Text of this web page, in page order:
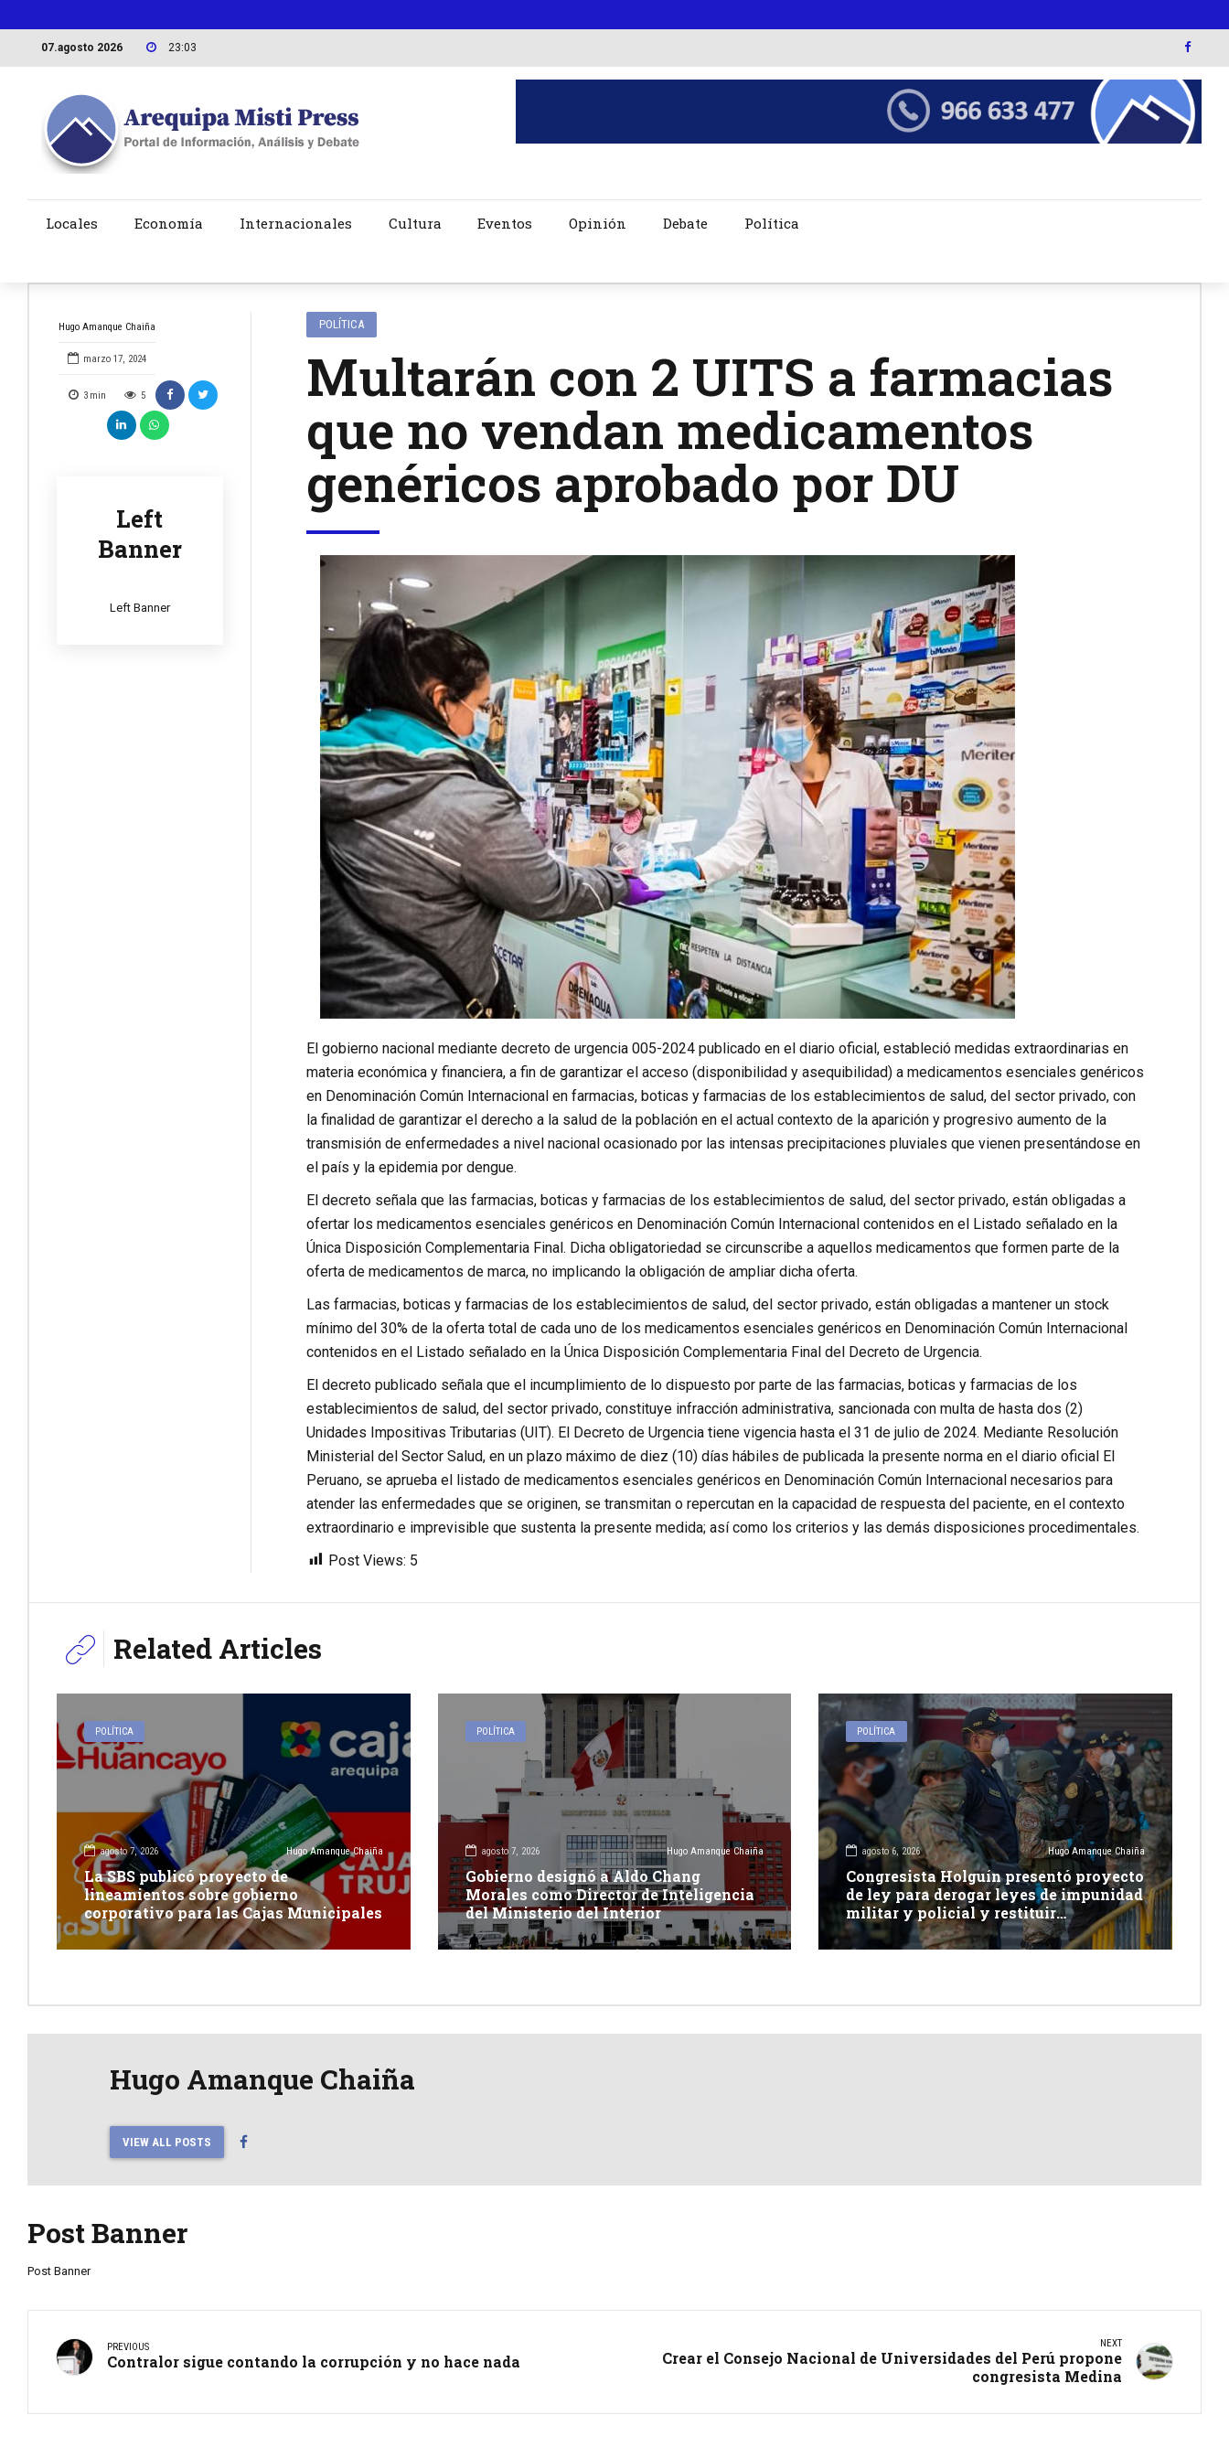
07.agosto 2026 23:03
Locales Economía Internacionales Cultura Eventos Opinión Debate Política
Hugo Amanque Chaiña
marzo 17, 2024
3 min 5
Left
Banner
Left Banner
POLÍTICA
Multarán con 2 UITS a farmacias
que no vendan medicamentos
genéricos aprobado por DU
El gobierno nacional mediante decreto de urgencia 005-2024 publicado en el diario oficial, estableció medidas extraordinarias en
materia económica y financiera, a fin de garantizar el acceso (disponibilidad y asequibilidad) a medicamentos esenciales genéricos
en Denominación Común Internacional en farmacias, boticas y farmacias de los establecimientos de salud, del sector privado, con
la finalidad de garantizar el derecho a la salud de la población en el actual contexto de la aparición y progresivo aumento de la
transmisión de enfermedades a nivel nacional ocasionado por las intensas precipitaciones pluviales que vienen presentándose en
el país y la epidemia por dengue.
El decreto señala que las farmacias, boticas y farmacias de los establecimientos de salud, del sector privado, están obligadas a
ofertar los medicamentos esenciales genéricos en Denominación Común Internacional contenidos en el Listado señalado en la
Única Disposición Complementaria Final. Dicha obligatoriedad se circunscribe a aquellos medicamentos que formen parte de la
oferta de medicamentos de marca, no implicando la obligación de ampliar dicha oferta.
Las farmacias, boticas y farmacias de los establecimientos de salud, del sector privado, están obligadas a mantener un stock
mínimo del 30% de la oferta total de cada uno de los medicamentos esenciales genéricos en Denominación Común Internacional
contenidos en el Listado señalado en la Única Disposición Complementaria Final del Decreto de Urgencia.
El decreto publicado señala que el incumplimiento de lo dispuesto por parte de las farmacias, boticas y farmacias de los
establecimientos de salud, del sector privado, constituye infracción administrativa, sancionada con multa de hasta dos (2)
Unidades Impositivas Tributarias (UIT). El Decreto de Urgencia tiene vigencia hasta el 31 de julio de 2024. Mediante Resolución
Ministerial del Sector Salud, en un plazo máximo de diez (10) días hábiles de publicada la presente norma en el diario oficial El
Peruano, se aprueba el listado de medicamentos esenciales genéricos en Denominación Común Internacional necesarios para
atender las enfermedades que se originen, se transmitan o repercutan en la capacidad de respuesta del paciente, en el contexto
extraordinario e imprevisible que sustenta la presente medida; así como los criterios y las demás disposiciones procedimentales.
Post Views: 5
Related Articles
POLÍTICA
agosto 7, 2026 Hugo Amanque Chaiña
La SBS publicó proyecto de
lineamientos sobre gobierno
corporativo para las Cajas Municipales
POLÍTICA
agosto 7, 2026 Hugo Amanque Chaiña
Gobierno designó a Aldo Chang
Morales como Director de Inteligencia
del Ministerio del Interior
POLÍTICA
agosto 6, 2026 Hugo Amanque Chaiña
Congresista Holguín presentó proyecto
de ley para derogar leyes de impunidad
militar y policial y restituir
competencia de justicia ordinaria
Hugo Amanque Chaiña
VIEW ALL POSTS
Post Banner
Post Banner
PREVIOUS
Contralor sigue contando la corrupción y no hace nada
NEXT
Crear el Consejo Nacional de Universidades del Perú propone
congresista Medina